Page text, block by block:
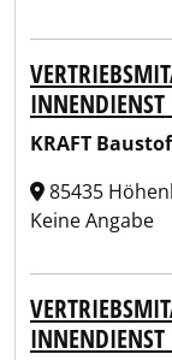
INNENDIENST
KRAFT
85435
Keine Angabe
INNENDIENST